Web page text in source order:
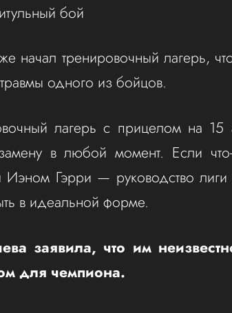
бой
начал тренировочный лагерь,
одного из бойцов.
лагерь с прицелом на 15
в любой момент. Если что-
Гэрри — руководство лиги
в идеальной форме.
заявила, что им
для чемпиона.